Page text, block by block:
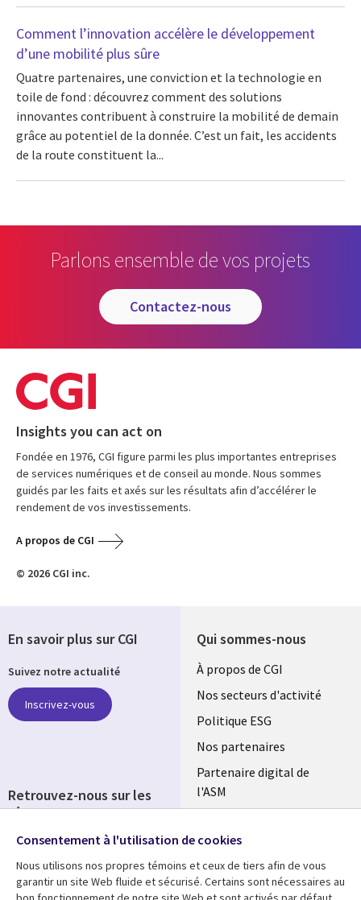
Comment l’innovation accélère le développement
d’une mobilité plus sûre
Quatre partenaires, une conviction et la technologie en
toile de fond : découvrez comment des solutions
innovantes contribuent à construire la mobilité de demain
grâce au potentiel de la donnée. C’est un fait, les accidents
de la route constituent la...
Parlons ensemble de vos projets
contactez-nous
Insights you can act on
Fondée en 1976, CGI figure parmi les plus importantes entreprises
de services numériques et de conseil au monde. Nous sommes
guidés par les faits et axés sur les résultats afin d’accélérer le
rendement de vos investissements.
A propos de CGI
© 2026 CGI inc.
Qui sommes-nous
Useful
links
FRANCE
À propos de CGI
Nos secteurs d'activité
Politique ESG
Nos partenaires
Partenaire digital de
l'ASM
Fusions
En savoir plus sur CGI
Suivez notre actualité
Inscrivez-vous
Retrouvez-nous sur les
réseaux
Social
Media
FRANCE
Consentement à l'utilisation de cookies
Nous utilisons nos propres témoins et ceux de tiers afin de vous
garantir un site Web fluide et sécurisé. Certains sont nécessaires au